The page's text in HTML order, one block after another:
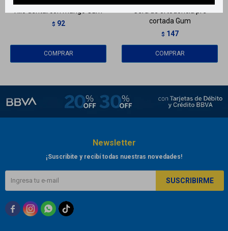
$ 92
cortada Gum
$ 147
Newsletter
¡Suscribite y recibí todas nuestras novedades!
SUSCRIBIRME
  